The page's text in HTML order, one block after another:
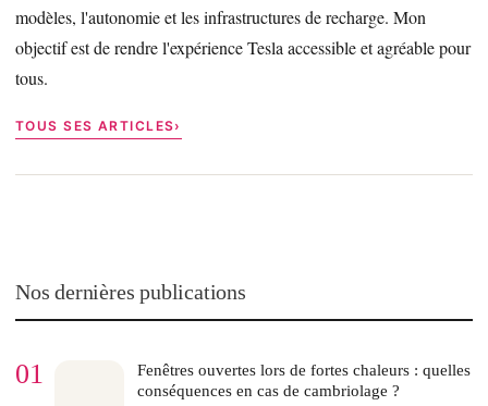
modèles, l'autonomie et les infrastructures de recharge. Mon
objectif est de rendre l'expérience Tesla accessible et agréable pour
tous.
TOUS SES ARTICLES
Nos dernières publications
01
Fenêtres ouvertes lors de fortes chaleurs : quelles
conséquences en cas de cambriolage ?